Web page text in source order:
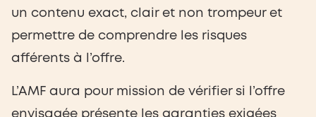
un contenu exact, clair et non trompeur et
permettre de comprendre les risques
afférents à l’offre.
L’AMF aura pour mission de vérifier si l’offre
envisagée présente les garanties exigées